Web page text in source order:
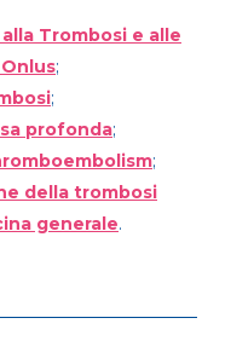
Trombosi e alle
;
;
profonda;
;
della trombosi
generale.